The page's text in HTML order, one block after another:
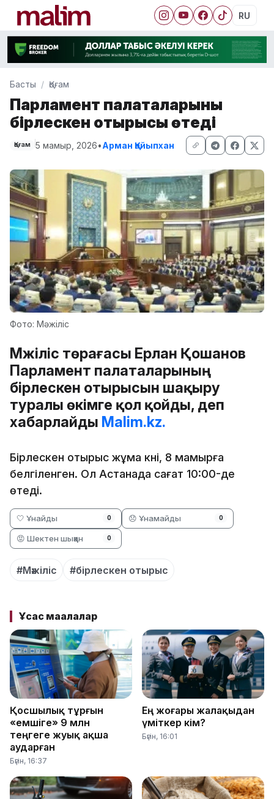
RU
Басты Қоғам
Парламент палаталарының
бірлескен отырысы өтеді
Қоғам 5 мамыр, 2026•Арман Қайыпхан
Фото: Мәжіліс
Мәжіліс төрағасы Ерлан Қошанов
Парламент палаталарының
бірлескен отырысын шақыру
туралы өкімге қол қойды, деп
хабарлайды Malim.kz.
Бірлескен отырыс жұма күні, 8 мамырға
белгіленген. Ол Астанада сағат 10:00-де
өтеді.
🤍 Ұнайды 0 😞 Ұнамайды 0
😡 Шектен шыққан 0
#Мәжіліс #бірлескен отырыс
Ұқсас мақалалар
Қосшылық тұрғын
«емшіге» 9 млн
теңгеге жуық ақша
аударған
Бүгін, 16:37
Ең жоғары жалақыдан
үміткер кім?
Бүгін, 16:01